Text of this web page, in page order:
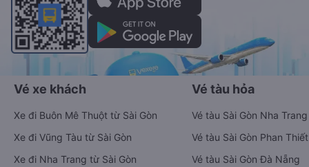
Vé xe khách
Xe đi Buôn Mê Thuột từ Sài Gòn
Xe đi Vũng Tàu từ Sài Gòn
Xe đi Nha Trang từ Sài Gòn
Vé tàu hỏa
Vé tàu Sài Gòn Nha Trang
Vé tàu Sài Gòn Phan Thiết
Vé tàu Sài Gòn Đà Nẵng